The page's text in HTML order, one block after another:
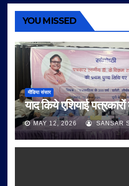
YOU MISSED
मीडिया संसार
याद किये एशियाई
MAY 12, 2026 SANSAR